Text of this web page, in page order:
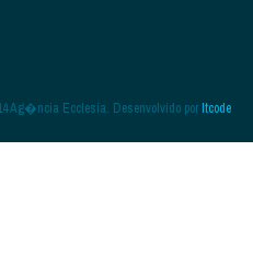
Ag�ncia Ecclesia. Desenvolvido porItcode